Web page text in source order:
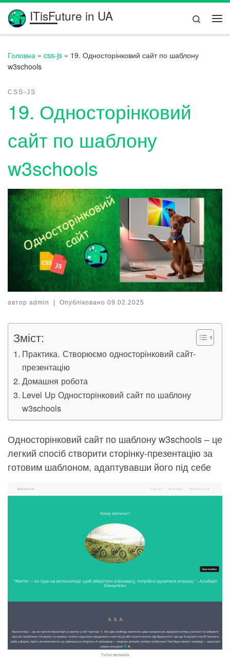
Перейти до вмісту
ITisFuture in UA
Search
Головна » css-js » 19. Односторінковий сайт по шаблону
w3schools
CSS-JS
19. Односторінковий
сайт по шаблону
w3schools
автор admin Опубліковано 09.02.2025
Зміст:
Практика. Створюємо односторінковий сайт-
презентацію
Домашня робота
Level Up Односторінковий сайт по шаблону
w3schools
Односторінковий сайт по шаблону w3schools – це
легкий спосіб створити сторінку-презентацію за
готовим шаблоном, адаптувавши його під себе